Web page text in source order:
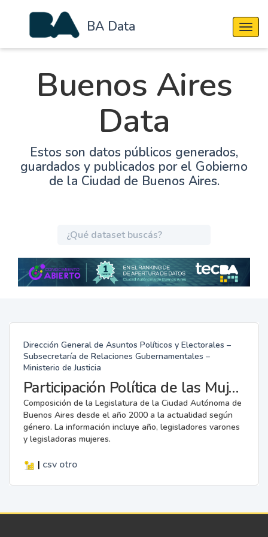
BA Data
Buenos Aires
Data
Estos son datos públicos generados,
guardados y publicados por el Gobierno
de la Ciudad de Buenos Aires.
Dirección General de Asuntos Políticos y Electorales –
Subsecretaría de Relaciones Gubernamentales –
Ministerio de Justicia
Participación Política de las Mujeres en la Legislatura
Composición de la Legislatura de la Ciudad Autónoma de
Buenos Aires desde el año 2000 a la actualidad según
género. La información incluye año, legisladores varones
y legisladoras mujeres.
| csv otro